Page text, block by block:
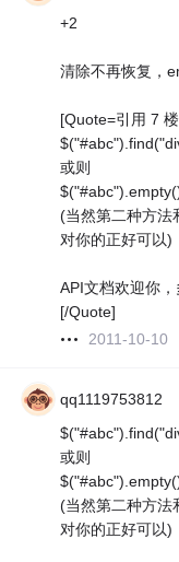
+2
清除不再恢复，
[Quote=引用 7
或则
(当然第二种方法
对你的正好可以)
API文档欢迎你
[/Quote]
2011-10-10
qq1119753812
或则
(当然第二种方法
对你的正好可以)